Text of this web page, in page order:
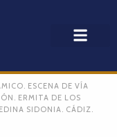
ESCENA DE VÍA
ERMITA DE LOS
SIDONIA. CÁDIZ.